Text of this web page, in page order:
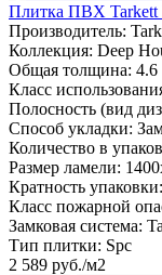
Плитка ПВХ Tarkett
Производитель:
Коллекция: Deep
Общая толщина: 4.6
Класс
Полосность (вид
Способ укладки:
Количество в
Размер ламели:
Кратность упаковки:
Класс пожарной
Замковая система:
Тип плитки: Spc
2 589 руб./м2